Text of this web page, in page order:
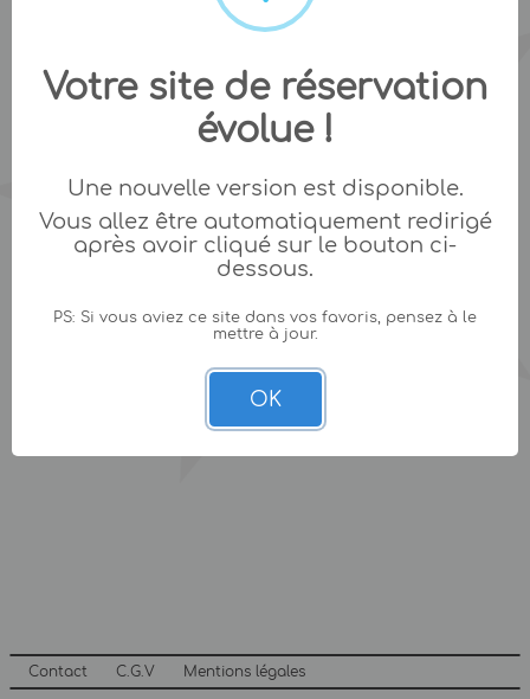
Contact C.G.V Mentions légales
Votre site de réservation
évolue !
Une nouvelle version est disponible.
Vous allez être automatiquement redirigé
après avoir cliqué sur le bouton ci-
dessous.
PS: Si vous aviez ce site dans vos favoris, pensez à le
mettre à jour.
OK